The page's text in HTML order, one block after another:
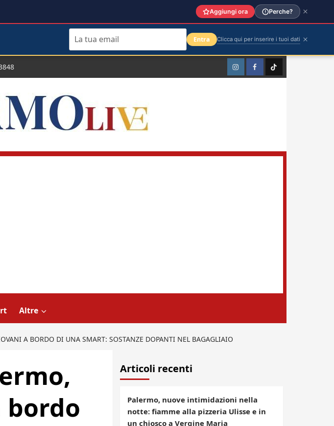
InstagramFacebookTikTok
Altre
A BORDO DI UNA SMART: SOSTANZE DOPANTI NEL BAGAGLIAIO
Articoli recenti
Palermo, nuove intimidazioni nella
notte: fiamme alla pizzeria Ulisse e in
un chiosco a Vergine Maria
Aggiungi ora Perche?
Entra Clicca qui per inserire i tuoi dati